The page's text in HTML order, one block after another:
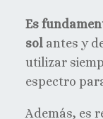
Es
sol antes y
utilizar
espectro
Además, es